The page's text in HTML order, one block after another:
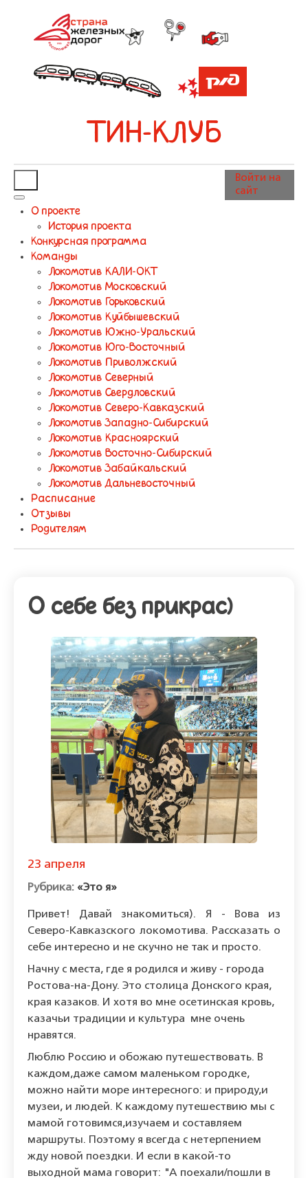
ТИН-КЛУБ
О проекте
История проекта
Конкурсная программа
Команды
Локомотив КАЛИ-ОКТ
Локомотив Московский
Локомотив Горьковский
Локомотив Куйбышевский
Локомотив Южно-Уральский
Локомотив Юго-Восточный
Локомотив Приволжский
Локомотив Северный
Локомотив Свердловский
Локомотив Северо-Кавказский
Локомотив Западно-Сибирский
Локомотив Красноярский
Локомотив Восточно-Сибирский
Локомотив Забайкальский
Локомотив Дальневосточный
Расписание
Отзывы
Родителям
Войти на
сайт
О себе без прикрас)
23 апреля
«Это я»
Привет! Давай знакомиться). Я - Вова из
Северо-Кавказского локомотива. Рассказать о
себе интересно и не скучно не так и просто.
Начну с места, где я родился и живу - города
Ростова-на-Дону. Это столица Донского края,
края казаков. И хотя во мне осетинская кровь,
казачьи традиции и культура мне очень
нравятся.
Люблю Россию и обожаю путешествовать. В
каждом,даже самом маленьком городке,
можно найти море интересного: и природу,и
музеи, и людей. К каждому путешествию мы с
мамой готовимся,изучаем и составляем
маршруты. Поэтому я всегда с нетерпением
жду новой поездки. И если в какой-то
выходной мама говорит: "А поехали/пошли в